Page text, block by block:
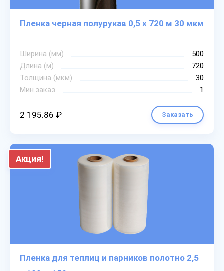
Пленка черная полурукав 0,5 х 720 м 30 мкм
Ширина (мм)
500
Длина (м)
720
Толщина (мкм)
30
Мин.заказ
1
2 195.86 ₽ Заказать
Акция!
Пленка для теплиц и парников полотно 2,5